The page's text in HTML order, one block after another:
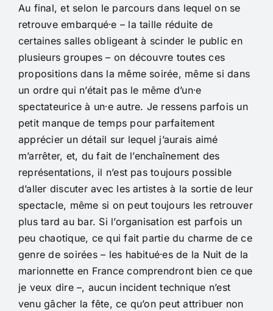
Au final, et selon le parcours dans lequel on se
retrouve embarqué⸱e – la taille réduite de
certaines salles obligeant à scinder le public en
plusieurs groupes – on découvre toutes ces
propositions dans la même soirée, même si dans
un ordre qui n’était pas le même d’un⸱e
spectateurice à un⸱e autre. Je ressens parfois un
petit manque de temps pour parfaitement
apprécier un détail sur lequel j’aurais aimé
m’arrêter, et, du fait de l’enchaînement des
représentations, il n’est pas toujours possible
d’aller discuter avec les artistes à la sortie de leur
spectacle, même si on peut toujours les retrouver
plus tard au bar. Si l’organisation est parfois un
peu chaotique, ce qui fait partie du charme de ce
genre de soirées – les habitué⸱es de la Nuit de la
marionnette en France comprendront bien ce que
je veux dire –, aucun incident technique n’est
venu gâcher la fête, ce qu’on peut attribuer non